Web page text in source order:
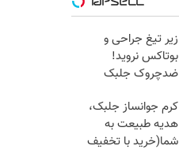
زیر تیغ جراحی و
بوتاکس نروید!
ضدچروک جلبک
کرم جوانساز جلبک،
هدیه طبیعت به
شما(خرید با تخفیف